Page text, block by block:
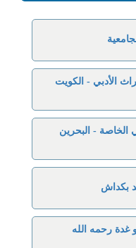
الأدبي - الكويت
الخاصة - البحرين
بكداش
غدة رحمه الله